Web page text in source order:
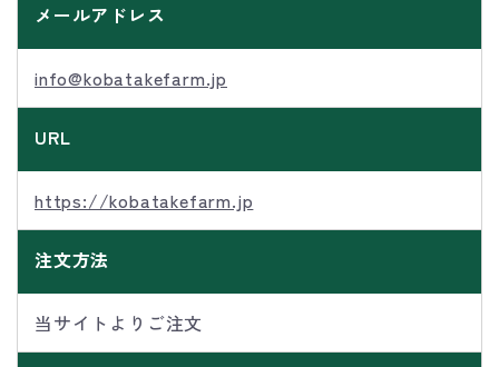
メールアドレス
info@kobatakefarm.jp
URL
https://kobatakefarm.jp
注文方法
当サイトよりご注文